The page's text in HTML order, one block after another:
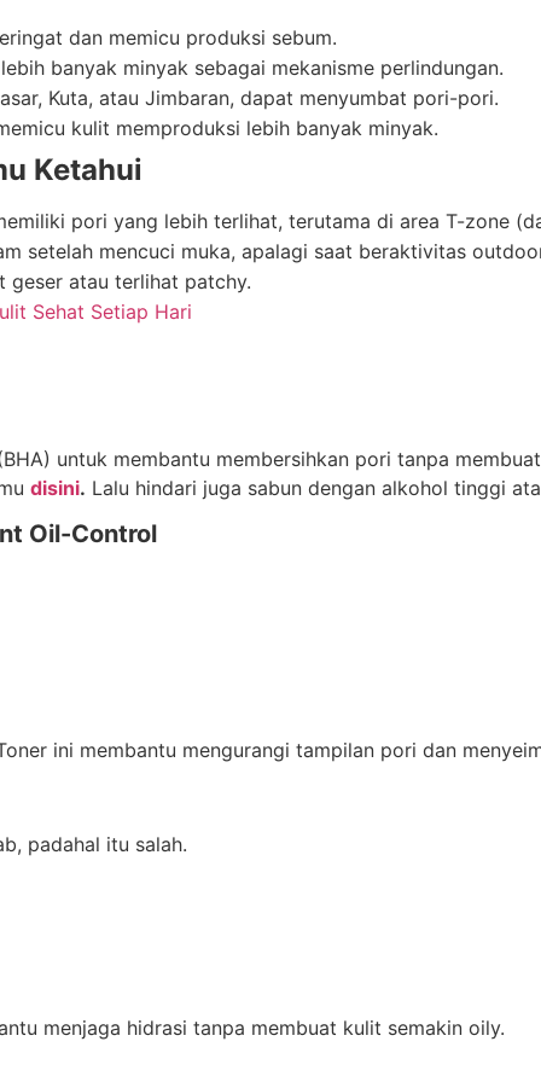
dan memicu produksi sebum.
banyak minyak sebagai mekanisme perlindungan.
Kuta, atau Jimbaran, dapat menyumbat pori-pori.
kulit memproduksi lebih banyak minyak.
Ketahui
pori yang lebih terlihat, terutama di area T-zone
setelah mencuci muka, apalagi saat beraktivitas
geser atau terlihat patchy.
Sehat Setiap Hari
untuk membantu membersihkan pori tanpa
disini. Lalu hindari juga sabun dengan alkohol tinggi
Oil-Control
ini membantu mengurangi tampilan pori dan
padahal itu salah.
menjaga hidrasi tanpa membuat kulit semakin oily.